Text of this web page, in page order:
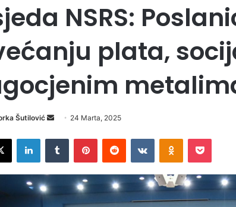
NSRS:
plata,
Šutilović
n
d
a
24 Marta, 2025